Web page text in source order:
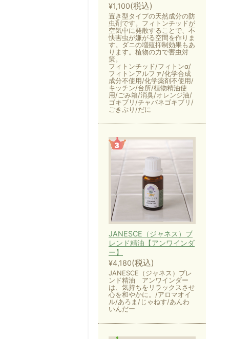
¥1,100(税込)
置き型タイプの天然成分の防
虫剤です。フィトンチッドが
空気中に発散することで、不
快害虫が嫌がる空間を作りま
す。ダニの増殖抑制効果もあ
ります。植物の力で害虫対
策。
フィトンチッド/フィトンα/
フィトンアルファ/化学合成
成分不使用/化学薬剤不使用/
キッチン/台所/植物精油使
用/ごみ箱/消臭/オレンジ油/
ゴキブリ/チャバネゴキブリ/
ごきぶり/だに
JANESCE（ジャネス）ブ
レンド精油【アンワインダ
ー】
¥4,180(税込)
JANESCE（ジャネス）ブレ
ンド精油 アンワインダー
は、気持ちをリラックスさせ
心を和やかに。/アロマオイ
ル/あろま/じゃねす/あんわ
いんだー